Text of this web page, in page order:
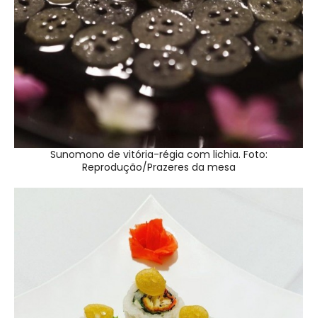
Sunomono de vitória-régia com lichia. Foto:
Reprodução/Prazeres da mesa